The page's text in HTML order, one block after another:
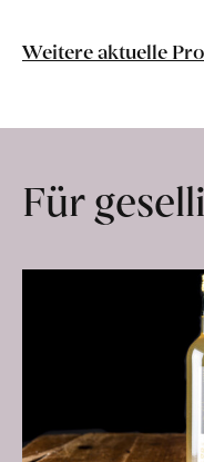
Weitere aktuelle
Für